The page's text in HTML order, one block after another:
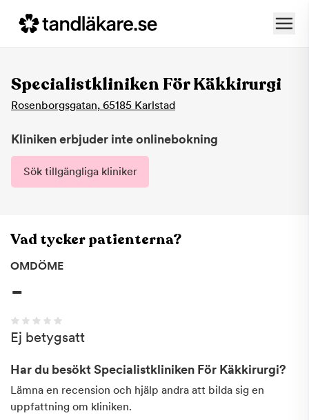
Specialistkliniken För Käkkirurgi
Rosenborgsgatan, 65185 Karlstad
Kliniken erbjuder inte onlinebokning
Sök tillgängliga kliniker
Vad tycker patienterna?
OMDÖME
-
Ej betygsatt
Har du besöktSpecialistkliniken För Käkkirurgi?
Lämna en recension och hjälp andra att bilda sig en
uppfattning om kliniken.